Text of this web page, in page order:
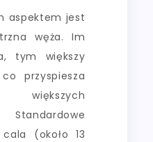
aspektem jest
węża. Im
tym większy
przyspiesza
(około 13